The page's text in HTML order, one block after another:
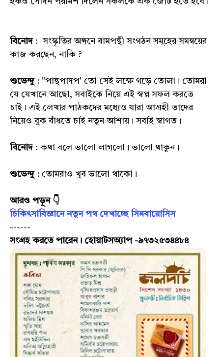
বিনোদ: সংস্কৃতির অঙ্গনে বামপন্থী সংগঠন সমূহের সমন্বয়ের
কাজ করছেন, নাকি ?
শুভেন্দু: "পান্থপাদপ' তো সেই লক্ষে গড়ে তোলা। তোমরা
যে যেখানে আছো, সবাইকে নিয়ে এই স্বপ্ন সফল করতে
চাই। এই লেখার পাঠকদের মধ্যেও যারা আগ্রহী তাদের
নিয়েও বুক বাঁধতে চাই নতুন আশায়। সবাই স্বাগত।
বিনোদ: কথা বলে ভালো লাগলো। ভালো থাকুন।
শুভেন্দু: তোমরাও খুব ভালো থাকো।
আরও পড়ুন 👇
চিকিৎসাবিজ্ঞানে নতুন পথ দেখাচ্ছে সিমবায়োসিস
------
সংগ্রহ করতে পারেন। হোয়াটসঅ্যাপ -৯৭৩২৫৩৪৪৮৪